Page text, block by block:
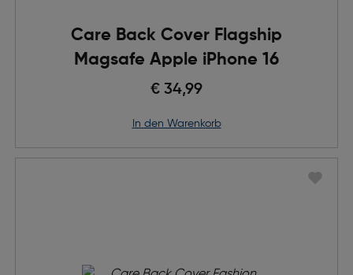
Care Back Cover Flagship
Magsafe Apple iPhone 16
€ 34,99
in den Warenkorb